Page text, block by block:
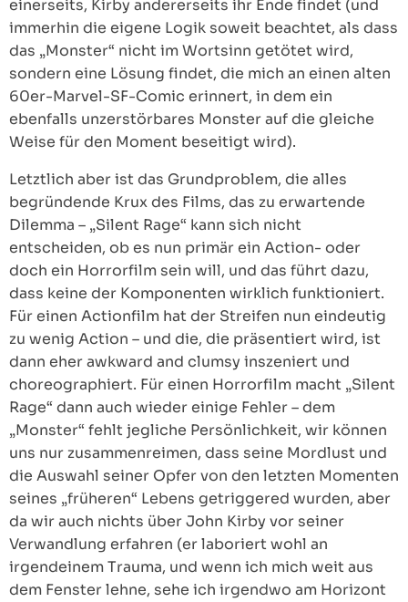
einerseits, Kirby andererseits ihr Ende findet (und
immerhin die eigene Logik soweit beachtet, als dass
das „Monster“ nicht im Wortsinn getötet wird,
sondern eine Lösung findet, die mich an einen alten
60er-Marvel-SF-Comic erinnert, in dem ein
ebenfalls unzerstörbares Monster auf die gleiche
Weise für den Moment beseitigt wird).
Letztlich aber ist das Grundproblem, die alles
begründende Krux des Films, das zu erwartende
Dilemma – „Silent Rage“ kann sich nicht
entscheiden, ob es nun primär ein Action- oder
doch ein Horrorfilm sein will, und das führt dazu,
dass keine der Komponenten wirklich funktioniert.
Für einen Actionfilm hat der Streifen nun eindeutig
zu wenig Action – und die, die präsentiert wird, ist
dann eher awkward and clumsy inszeniert und
choreographiert. Für einen Horrorfilm macht „Silent
Rage“ dann auch wieder einige Fehler – dem
„Monster“ fehlt jegliche Persönlichkeit, wir können
uns nur zusammenreimen, dass seine Mordlust und
die Auswahl seiner Opfer von den letzten Momenten
seines „früheren“ Lebens getriggered wurden, aber
da wir auch nichts über John Kirby vor seiner
Verwandlung erfahren (er laboriert wohl an
irgendeinem Trauma, und wenn ich mich weit aus
dem Fenster lehne, sehe ich irgendwo am Horizont